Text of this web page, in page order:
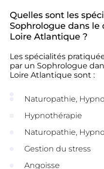
Quelles sont les
Sophrologue dans
Loire Atlantique ?
Les spécialités
par un Sophrologue
Loire Atlantique sont :
Naturopathie,
Hypnothérapie
Naturopathie,
Gestion du stress
Angoisse